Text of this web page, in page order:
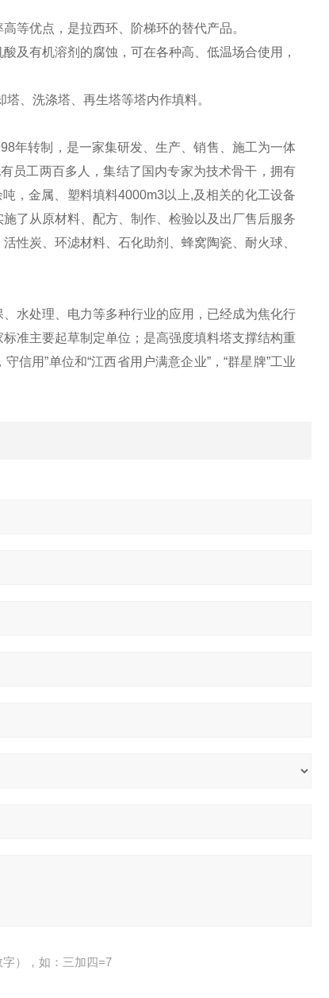
等优点，是拉西环、阶梯环的替代产品。
及有机溶剂的腐蚀，可在各种高、低温场合使用，
、洗涤塔、再生塔等塔内作填料。
年转制，是一家集研发、生产、销售、施工为一体
员工两百多人，集结了国内专家为技术骨干，拥有
，金属、塑料填料4000m3以上,及相关的化工设备
了从原材料、配方、制作、检验以及出厂售后服务
性炭、环滤材料、石化助剂、蜂窝陶瓷、耐火球、
水处理、电力等多种行业的应用，已经成为焦化行
准主要起草制定单位；是高强度填料塔支撑结构重
信用”单位和“江西省用户满意企业”，“群星牌”工业
），如：三加四=7